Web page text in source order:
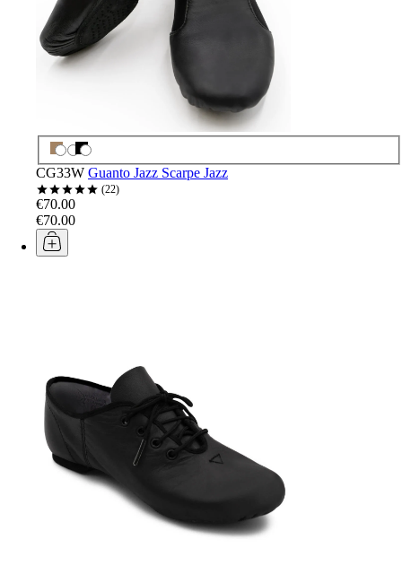
CG33W Guanto Jazz Scarpe Jazz
22
€70.00
€70.00